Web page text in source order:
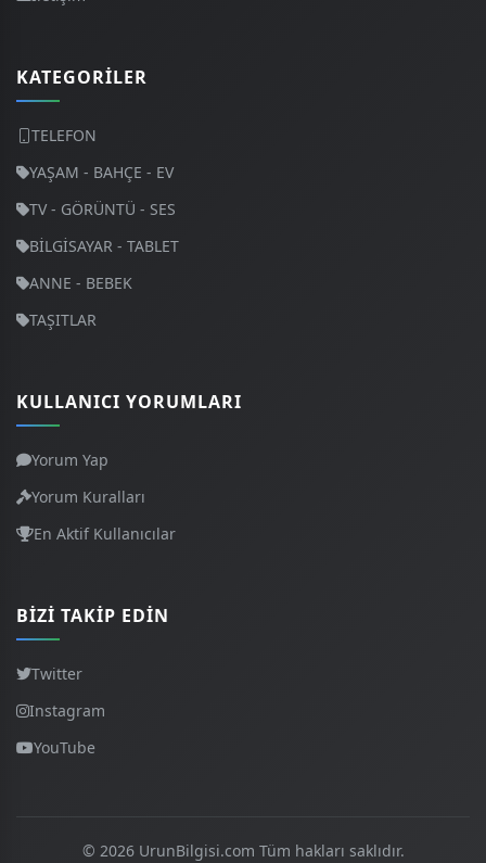
KATEGORILER
TELEFON
YAŞAM - BAHÇE - EV
TV - GÖRÜNTÜ - SES
BİLGİSAYAR - TABLET
ANNE - BEBEK
TAŞITLAR
KULLANICI YORUMLARI
Yorum Yap
Yorum Kuralları
En Aktif Kullanıcılar
BIZI TAKIP EDIN
Twitter
Instagram
YouTube
© 2026 UrunBilgisi.com Tüm hakları saklıdır.